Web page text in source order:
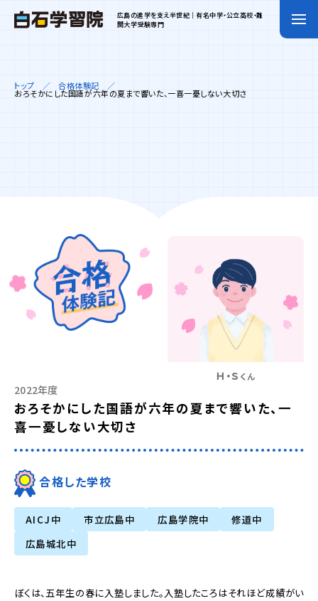
広島の進学を支え半世紀｜有名中学・公立高校・難
関大学受験専門
トップ 合格体験記
おろそかにした国語が六年の夏まで響いた、一喜一憂しない大切さ
Ｈ・Ｓ くん
2022年度
おろそかにした国語が六年の夏まで響いた、一
喜一憂しない大切さ
合格した学校
AICJ中 市立広島中 広島学院中
修道中
広島城北中
ぼくは、五年生の春に入塾しました。入塾したころはそれほど成績がい